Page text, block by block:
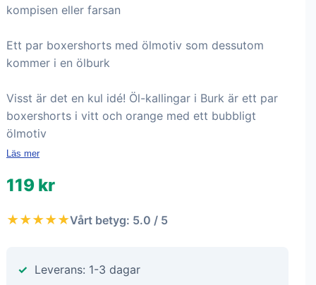
kompisen eller farsan
Ett par boxershorts med ölmotiv som dessutom
kommer i en ölburk
Visst är det en kul idé! Öl-kallingar i Burk är ett par
boxershorts i vitt och orange med ett bubbligt
ölmotiv
Läs mer
119 kr
★★★★★Vårt betyg: 5.0 / 5
Leverans: 1-3 dagar